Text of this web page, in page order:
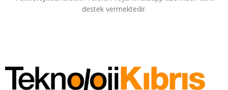
hizmetlerimizle ilgili her türlü konuda destek alabilirsiniz.
destek vermektedir.